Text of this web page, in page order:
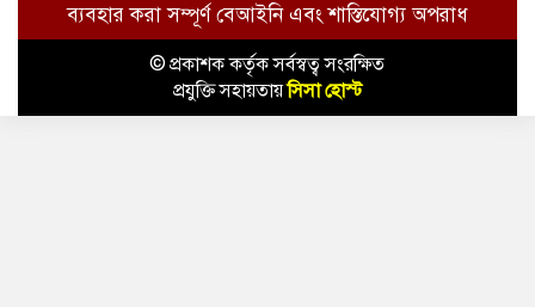
ব্যবহার করা সম্পূর্ণ বেআইনি এবং শাস্তিযোগ্য অপরাধ
© প্রকাশক কর্তৃক সর্বস্বত্ব সংরক্ষিত
প্রযুক্তি সহায়তায়সিসা হোস্ট